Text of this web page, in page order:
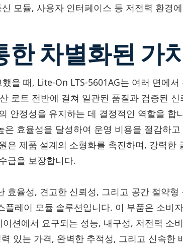
모듈, 사용자 인터페이스 등 저전력 환경
한 차별화된 가
을 때, Lite-On LTS-5601AG는 여러 면에서
로트 전반에 걸쳐 일관된 품질과 검증된 신
안정성을 유지하는 데 결정적인 역할을 합
효율성을 달성하여 운영 비용을 절감하
은 제품 설계의 소형화를 촉진하며, 강력한
급을 보장합니다.
효율성, 견고한 신뢰성, 그리고 공간 절약형
플레이 모듈 솔루션입니다. 이 부품은 소비
션에서 요구되는 성능, 내구성, 저전력 소
있는 가격, 완벽한 추적성, 그리고 신속한